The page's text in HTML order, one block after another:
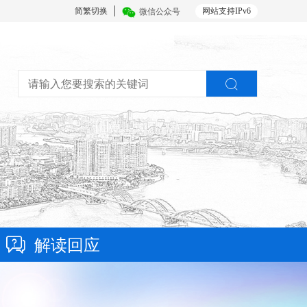
网站支持IPv6
简繁切换 微信公众号
解读回应